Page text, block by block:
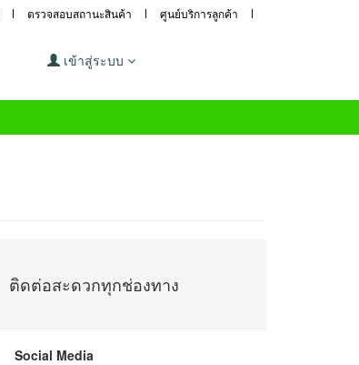
ตรวจสอบสถานะสินค้า ศูนย์บริการลูกค้า
เข้าสู่ระบบ
ติดต่อสะดวกทุกช่องทาง
Social Media